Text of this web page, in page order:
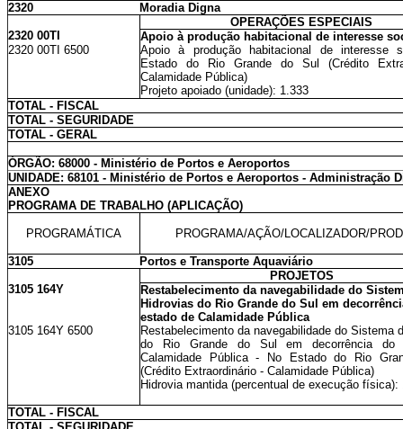
2320
Moradia Digna
OPERAÇÕES ESPECIAIS
2320 00TI
Apoio à produção habitacional de interesse
2320 00TI 6500
Apoio à produção habitacional de interesse
Estado do Rio Grande do Sul (Crédito
Calamidade Pública)
Projeto apoiado (unidade): 1.333
TOTAL - FISCAL
TOTAL - SEGURIDADE
TOTAL - GERAL
ÓRGÃO: 68000 - Ministério de Portos e Aeroportos
UNIDADE: 68101 - Ministério de Portos e Aeroportos - Administração
ANEXO
PROGRAMA DE TRABALHO (APLICAÇÃO)
PROGRAMÁTICA PROGRAMA/AÇÃO/LOCALIZADOR/
3105
Portos e Transporte Aquaviário
PROJETOS
3105 164Y
Restabelecimento da navegabilidade do
Hidrovias do Rio Grande do Sul em
estado de Calamidade Pública
3105 164Y 6500
Restabelecimento da navegabilidade do Sistema
do Rio Grande do Sul em decorrência do
Calamidade Pública - No Estado do Rio
(Crédito Extraordinário - Calamidade Pública)
Hidrovia mantida (percentual de execução física):
TOTAL - FISCAL